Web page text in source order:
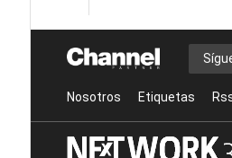
Nosotros Etiquetas